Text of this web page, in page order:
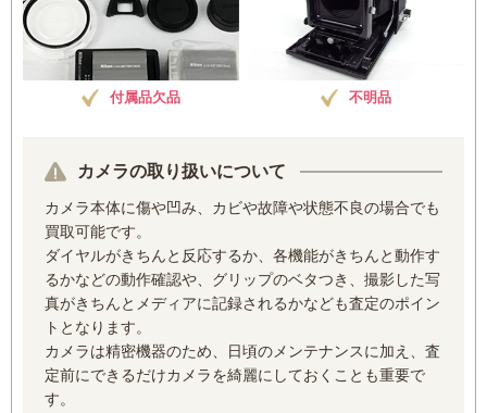
付属品欠品 不明品
カメラの取り扱いについて
カメラ本体に傷や凹み、カビや故障や状態不良の場合でも
買取可能です。
ダイヤルがきちんと反応するか、各機能がきちんと動作す
るかなどの動作確認や、グリップのベタつき、撮影した写
真がきちんとメディアに記録されるかなども査定のポイン
トとなります。
カメラは精密機器のため、日頃のメンテナンスに加え、査
定前にできるだけカメラを綺麗にしておくことも重要で
す。